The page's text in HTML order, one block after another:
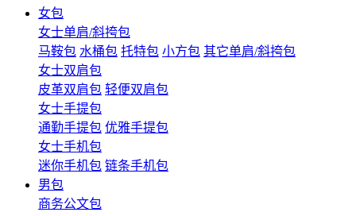
女包
女士单肩/斜挎包
马鞍包 水桶包 托特包 小方包 其它单肩/斜挎包
女士双肩包
皮革双肩包 轻便双肩包
女士手提包
通勤手提包 优雅手提包
女士手机包
迷你手机包 链条手机包
男包
商务公文包